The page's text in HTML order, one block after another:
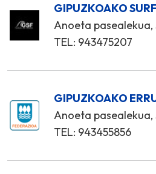
GIPUZKOAKO
Anoeta pasealekua,
TEL: 943475207
GIPUZKOAKO
Anoeta pasealekua,
TEL: 943455856